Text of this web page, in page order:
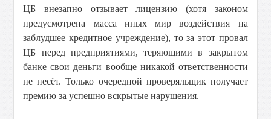
ЦБ внезапно отзывает лицензию (хотя законом
предусмотрена масса иных мир воздействия на
заблудшее кредитное учреждение), то за этот провал
ЦБ перед предприятиями, теряющими в закрытом
банке свои деньги вообще никакой ответственности
не несёт. Только очередной проверяльщик получает
премию за успешно вскрытые нарушения.